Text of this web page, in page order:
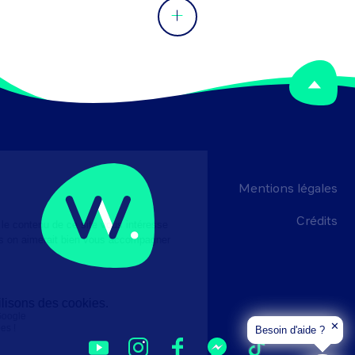
Mentions légales
Crédits
Besoin d'aide ? ✕